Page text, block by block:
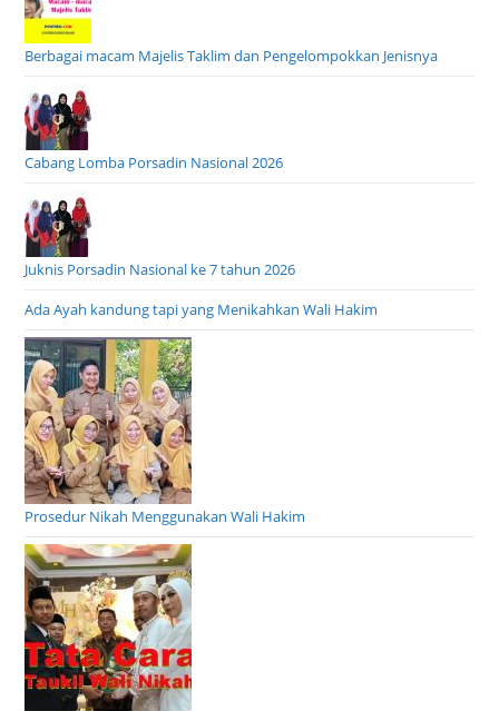
Berbagai macam Majelis Taklim dan Pengelompokkan Jenisnya
Cabang Lomba Porsadin Nasional 2026
Juknis Porsadin Nasional ke 7 tahun 2026
Ada Ayah kandung tapi yang Menikahkan Wali Hakim
Prosedur Nikah Menggunakan Wali Hakim